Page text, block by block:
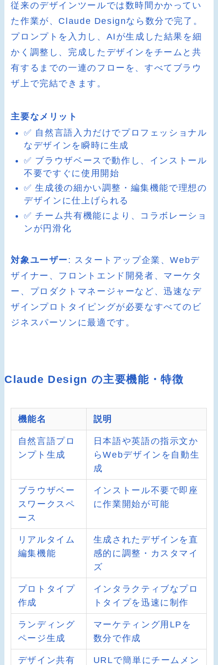
従来のデザインツールでは数時間かかってい
た作業が、Claude Designなら数分で完了。
プロンプトを入力し、AIが生成した結果を細
かく調整し、完成したデザインをチームと共
有するまでの一連のフローを、すべてブラウ
ザ上で完結できます。
主要なメリット
✅ 自然言語入力だけでプロフェッショナル
なデザインを瞬時に生成
✅ ブラウザベースで動作し、インストール
不要ですぐに使用開始
✅ 生成後の細かい調整・編集機能で理想の
デザインに仕上げられる
✅ チーム共有機能により、コラボレーショ
ンが円滑化
対象ユーザー: スタートアップ企業、Webデ
ザイナー、フロントエンド開発者、マーケタ
ー、プロダクトマネージャーなど、迅速なデ
ザインプロトタイピングが必要なすべてのビ
ジネスパーソンに最適です。
Claude Design の主要機能・特徴
機能名 説明
自然言語プロ
ンプト生成
日本語や英語の指示文か
らWebデザインを自動生
成
ブラウザベー
スワークスペ
ース
インストール不要で即座
に作業開始が可能
リアルタイム
編集機能
生成されたデザインを直
感的に調整・カスタマイ
ズ
プロトタイプ
作成
インタラクティブなプロ
トタイプを迅速に制作
ランディング
ページ生成
マーケティング用LPを
数分で作成
デザイン共有 URLで簡単にチームメン